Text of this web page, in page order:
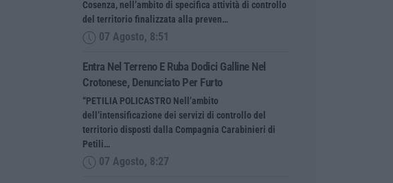
Cosenza, nell’ambito di specifica attività di controllo
del territorio finalizzata alla preven…
07 Agosto, 8:51
Entra Nel Terreno E Ruba Dodici Galline Nel
Crotonese, Denunciato Per Furto
“PETILIA POLICASTRO Nell’ambito
dell’intensificazione dei servizi di controllo del
territorio disposti dalla Compagnia Carabinieri di
Petili…
07 Agosto, 8:27